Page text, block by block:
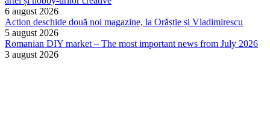
6 august 2026
Action deschide două noi magazine, la Orăștie și Vladimirescu
5 august 2026
Romanian DIY market – The most important news from July 2026
3 august 2026